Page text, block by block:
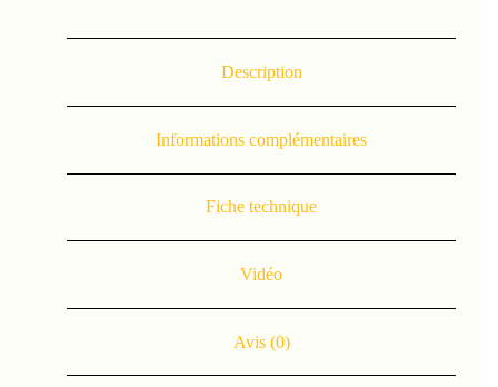
Description
Informations complémentaires
Fiche technique
Vidéo
Avis (0)